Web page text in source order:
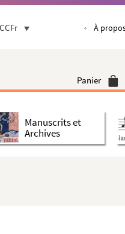
À
Panier
Manuscrits et
Archives